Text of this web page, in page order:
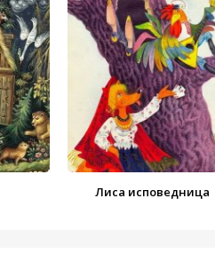
Лиса исповедница